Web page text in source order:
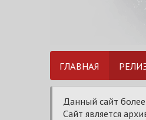
ГЛАВНАЯ
Данный сайт
Сайт является